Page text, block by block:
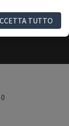
TUTTO